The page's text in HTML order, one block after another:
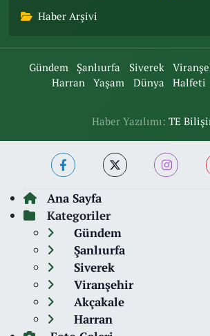
Haber Arşivi
Gündem Şanlıurfa Siverek
Harran
Yaşam Dünya Halfeti
Haber Yazılımı: TE
Ana Sayfa
Kategoriler
Gündem
Şanlıurfa
Siverek
Viranşehir
Akçakale
Harran